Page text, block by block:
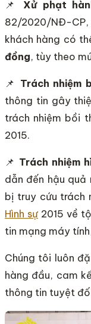
📌 Xử phạt
82/2020/NĐ-
khách hàng có
đồng, tùy theo
📌 Trách nhiệm
thông tin gây
trách nhiệm bồi
2015.
📌 Trách nhiệm
dẫn đến hậu
bị truy cứu trách
Hình sự2015 về
tin mạng máy
Chúng tôi luôn
hàng đầu, cam
thông tin tuyệt